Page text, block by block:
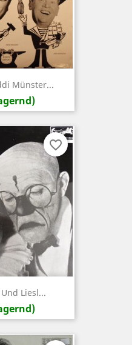
Münster...
Liesl...
favorite_border